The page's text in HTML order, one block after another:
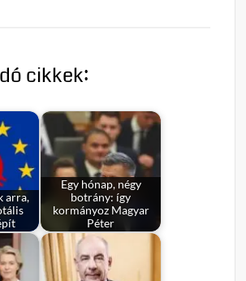
cikkek:
arra,
Egy hónap, négy
botrány: így
kormányoz Magyar
Péter